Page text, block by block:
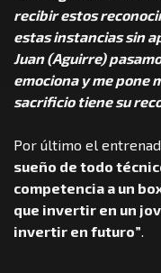
recibir estos
estas instancias sin
Juan (Aguirre)
emociona y me pone
sacrificio tiene su
Por último el
sueño de todo
competencia a un
que invertir en un
invertir en futuro”.